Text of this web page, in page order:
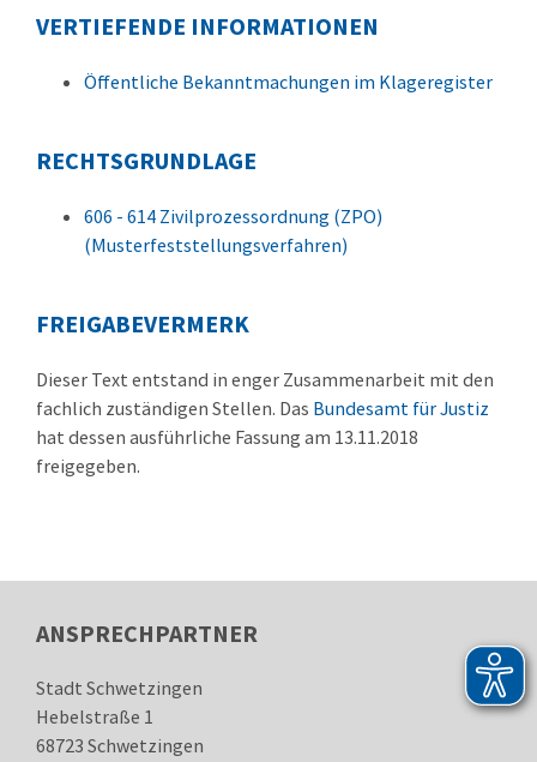
VERTIEFENDE INFORMATIONEN
Öffentliche Bekanntmachungen im Klageregister
RECHTSGRUNDLAGE
606 - 614 Zivilprozessordnung (ZPO)
(Musterfeststellungsverfahren)
FREIGABEVERMERK
Dieser Text entstand in enger Zusammenarbeit mit den
fachlich zuständigen Stellen. Das Bundesamt für Justiz
hat dessen ausführliche Fassung am 13.11.2018
freigegeben.
ANSPRECHPARTNER
Stadt Schwetzingen
Hebelstraße 1
68723 Schwetzingen